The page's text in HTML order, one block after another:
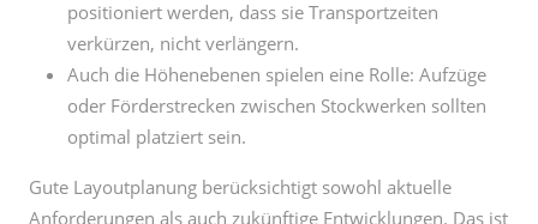
oder Förderstrecken zwischen Stockwerken sollten
optimal platziert sein.
Gute Layoutplanung berücksichtigt sowohl aktuelle
Anforderungen als auch zukünftige Entwicklungen. Das ist
oder Automatisierungslösungen geplant sind.